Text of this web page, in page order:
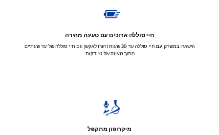
חיי סוללה ארוכים עם טעינה מהירה
הישארו במשחק עם חיי סוללה עד 30 שעות וחזרו לאקשן עם חיי סוללה של עד שעתיים
מתוך טעינה של 10 דקות.
מיקרופון מתקפל